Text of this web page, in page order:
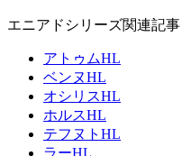
エニアドシリーズ関連記事
アトゥムHL
ベンヌHL
オシリスHL
ホルスHL
テフヌトHL
ラーHL